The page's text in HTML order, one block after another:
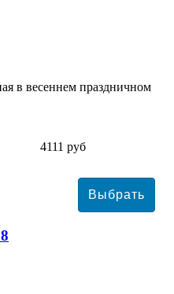
в весеннем праздничном
4111 руб